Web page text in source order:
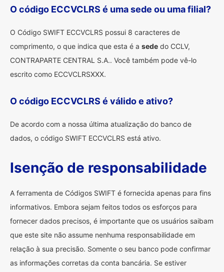
O código ECCVCLRS é uma sede ou uma filial?
O Código SWIFT ECCVCLRS possui 8 caracteres de
comprimento, o que indica que esta é a sede do CCLV,
CONTRAPARTE CENTRAL S.A.. Você também pode vê-lo
escrito como ECCVCLRSXXX.
O código ECCVCLRS é válido e ativo?
De acordo com a nossa última atualização do banco de
dados, o código SWIFT ECCVCLRS está ativo.
Isenção de responsabilidade
A ferramenta de Códigos SWIFT é fornecida apenas para fins
informativos. Embora sejam feitos todos os esforços para
fornecer dados precisos, é importante que os usuários saibam
que este site não assume nenhuma responsabilidade em
relação à sua precisão. Somente o seu banco pode confirmar
as informações corretas da conta bancária. Se estiver